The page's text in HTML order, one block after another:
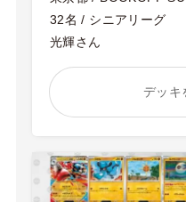
32名 / シニアリーグ
光輝さん
デッキ